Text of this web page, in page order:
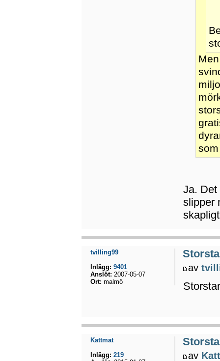
Ja. Det
slipper
av
tvilling99
Inlägg: 9401
Anslöt: 2007-05-07
Ort: malmö
av
Kattmat
Inlägg: 219